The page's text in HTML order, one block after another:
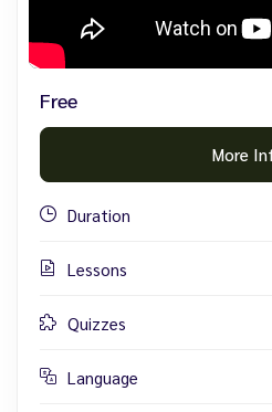
Free
More
Duration
Lessons
Quizzes
Language